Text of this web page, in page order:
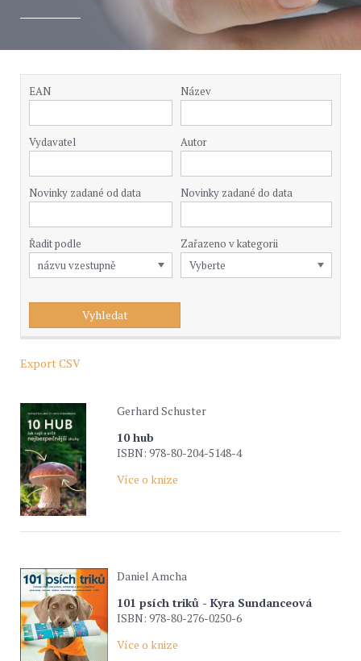
EAN Název
Vydavatel Autor
Novinky zadané od data Novinky zadané do data
Řadit podle Zařazeno v kategorii
Export CSV
Gerhard Schuster
10 hub
ISBN: 978-80-204-5148-4
Více o knize
Daniel Amcha
101 psích triků - Kyra Sundanceová
ISBN: 978-80-276-0250-6
Více o knize